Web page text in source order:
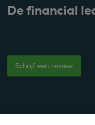
De financial
Schrijf een review